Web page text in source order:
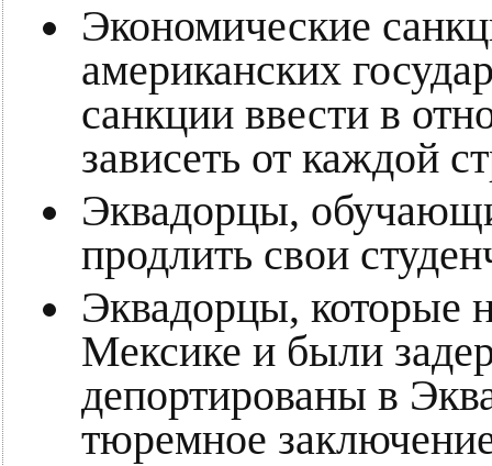
Экономические
американских
санкции ввести в
зависеть от каждой
Эквадорцы,
продлить свои
Эквадорцы, которые
Мексике и были
депортированы в
тюремное